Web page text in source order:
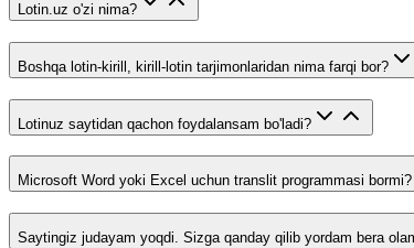
Lotin.uz o'zi nima?
Boshqa lotin-kirill, kirill-lotin tarjimonlaridan nima farqi bor?
Lotinuz saytidan qachon foydalansam bo'ladi?
Microsoft Word yoki Excel uchun translit programmasi bormi?
Saytingiz judayam yoqdi. Sizga qanday qilib yordam bera